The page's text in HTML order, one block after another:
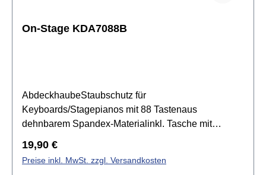
On-Stage KDA7088B
AbdeckhaubeStaubschutz für
Keyboards/Stagepianos mit 88 Tastenaus
dehnbarem Spandex-Materialinkl. Tasche mit
Regulärer Preis:
19,90 €
Preise inkl. MwSt. zzgl. Versandkosten